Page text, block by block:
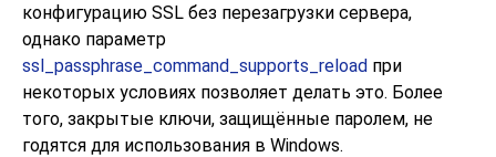
конфигурацию SSL без перезагрузки сервера,
однако параметр
ssl_passphrase_command_supports_reload при
некоторых условиях позволяет делать это. Более
того, закрытые ключи, защищённые паролем, не
годятся для использования в Windows.